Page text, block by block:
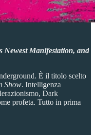
Newest Manifestation, and
È il titolo scelto
Show. Intelligenza
Dark
profeta. Tutto in prima